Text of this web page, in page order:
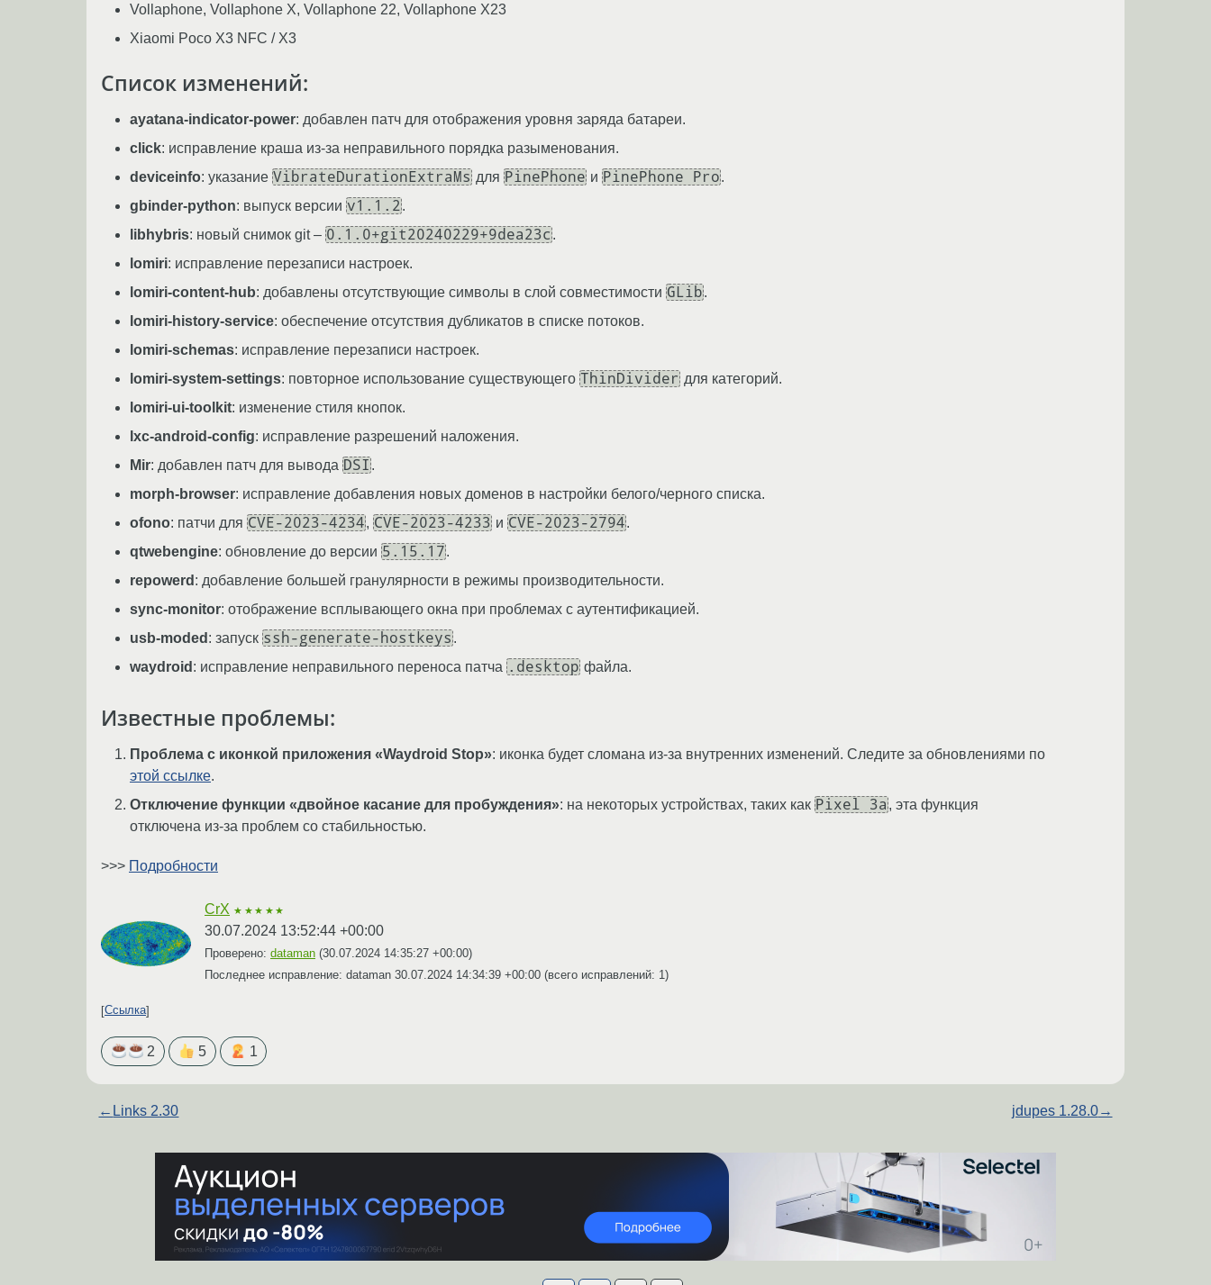
Vollaphone, Vollaphone X, Vollaphone 22, Vollaphone X23
Xiaomi Poco X3 NFC / X3
Cписок изменений:
ayatana-indicator-power: добавлен патч для отображения уровня заряда батареи.
click: исправление краша из-за неправильного порядка разыменования.
deviceinfo: указание VibrateDurationExtraMs для PinePhone и PinePhone Pro.
gbinder-python: выпуск версии v1.1.2 .
libhybris: новый снимок git – 0.1.0+git20240229+9dea23c .
lomiri: исправление перезаписи настроек.
lomiri-content-hub: добавлены отсутствующие символы в слой совместимости GLib.
lomiri-history-service: обеспечение отсутствия дубликатов в списке потоков.
lomiri-schemas: исправление перезаписи настроек.
lomiri-system-settings: повторное использование существующего ThinDivider для категорий.
lomiri-ui-toolkit: изменение стиля кнопок.
lxc-android-config: исправление разрешений наложения.
Mir: добавлен патч для вывода DSI .
morph-browser: исправление добавления новых доменов в настройки белого/черного списка.
ofono: патчи для CVE-2023-4234, CVE-2023-4233 и CVE-2023-2794.
qtwebengine: обновление до версии 5.15.17.
repowerd : добавление большей гранулярности в режимы производительности.
sync-monitor: отображение всплывающего окна при проблемах с аутентификацией.
usb-moded : запуск ssh-generate-hostkeys .
waydroid : исправление неправильного переноса патча .desktop файла.
Известные проблемы:
Проблема с иконкой приложения «Waydroid Stop»: иконка будет сломана из-за внутренних изменений. Следите за обновлениями по
этой ссылке.
Отключение функции «двойное касание для пробуждения»: на некоторых устройствах, таких как Pixel 3a , эта функция
отключена из-за проблем со стабильностью.
>>> Подробности
CrX ★★★★★
30.07.2024 13:52:44 +00:00
Проверено: dataman (30.07.2024 14:35:27 +00:00)
Последнее исправление: dataman 30.07.2024 14:34:39 +00:00 (всего исправлений: 1)
Ссылка
2 5 1
← Links 2.30 jdupes 1.28.0→